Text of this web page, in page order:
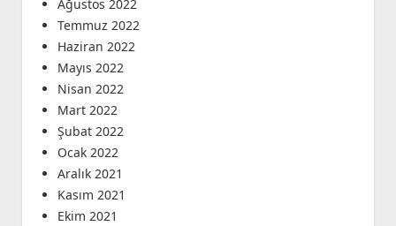
Ağustos 2022
Temmuz 2022
Haziran 2022
Mayıs 2022
Nisan 2022
Mart 2022
Şubat 2022
Ocak 2022
Aralık 2021
Kasım 2021
Ekim 2021